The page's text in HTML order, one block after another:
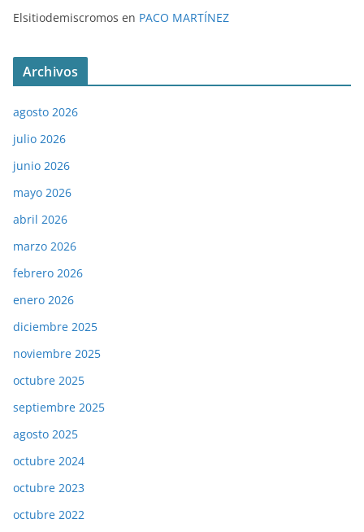
Elsitiodemiscromos en PACO MARTÍNEZ
Archivos
agosto 2026
julio 2026
junio 2026
mayo 2026
abril 2026
marzo 2026
febrero 2026
enero 2026
diciembre 2025
noviembre 2025
octubre 2025
septiembre 2025
agosto 2025
octubre 2024
octubre 2023
octubre 2022